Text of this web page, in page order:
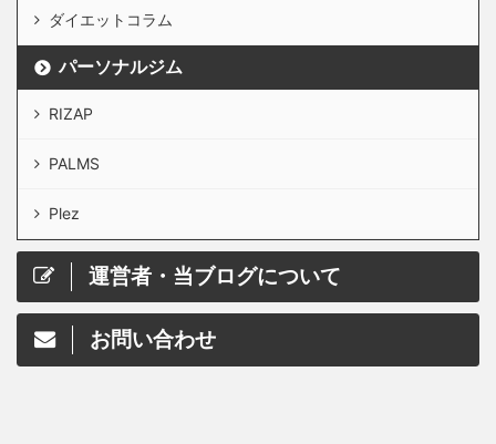
ダイエットコラム
パーソナルジム
RIZAP
PALMS
Plez
運営者・当ブログについて
お問い合わせ